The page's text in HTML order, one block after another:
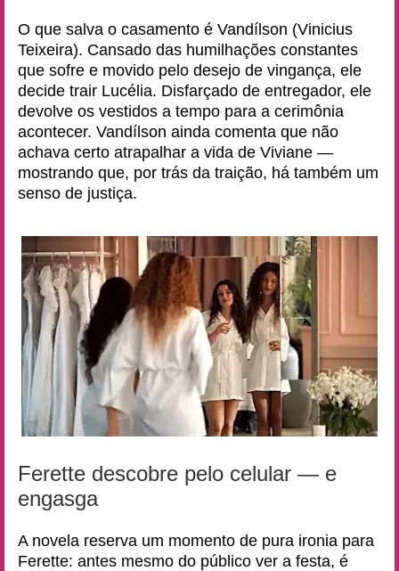
O que salva o casamento é Vandílson (Vinicius
Teixeira). Cansado das humilhações constantes
que sofre e movido pelo desejo de vingança, ele
decide trair Lucélia. Disfarçado de entregador, ele
devolve os vestidos a tempo para a cerimônia
acontecer. Vandílson ainda comenta que não
achava certo atrapalhar a vida de Viviane —
mostrando que, por trás da traição, há também um
senso de justiça.
Ferette descobre pelo celular — e
engasga
A novela reserva um momento de pura ironia para
Ferette: antes mesmo do público ver a festa, é